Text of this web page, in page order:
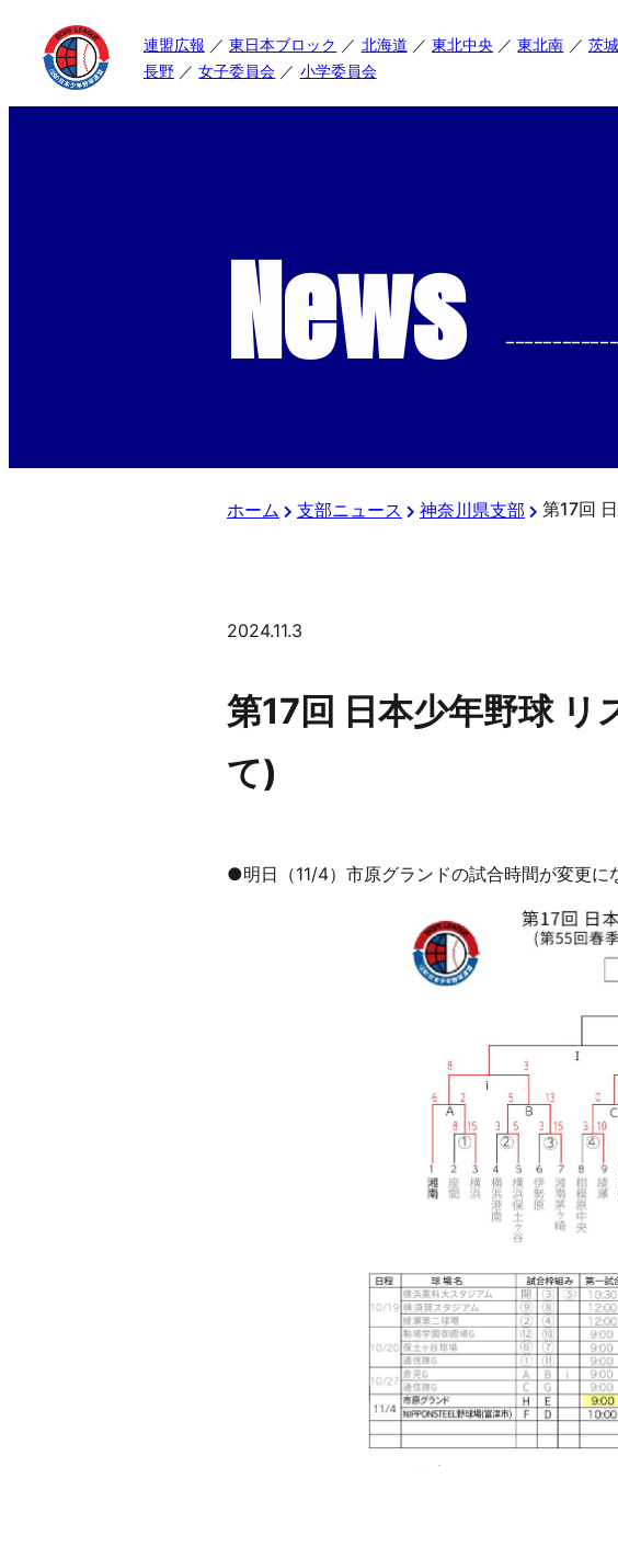
連盟広報 東日本ブロック 北海道 東北中央 東北南 茨城
長野
女子委員会 小学委員会
News
ホーム 支部ニュース 神奈川県支部
2024.11.3
第17回 日本少年野球
て)
●明日（11/4）市原グランドの試合時間が変更に